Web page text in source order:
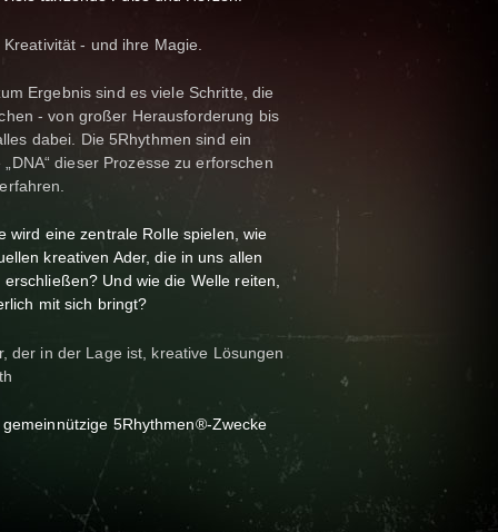
- und ihre Magie.
Ergebnis sind es viele Schritte, die
- von großer Herausforderung bis
dabei. Die 5Rhythmen sind ein
dieser Prozesse zu erforschen
wird eine zentrale Rolle spielen, wie
kreativen Ader, die in uns allen
Und wie die Welle reiten,
mit sich bringt?
der in der Lage ist, kreative Lösungen
5Rhythmen®-Zwecke